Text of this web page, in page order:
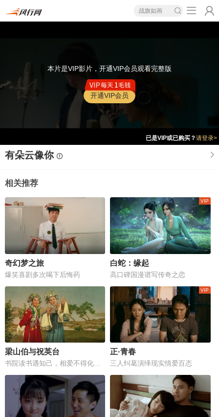
战旗如画
本片是VIP影片，开通VIP会员观看完整版
开通VIP会员
已是VIP或已购买？请登录>
有朵云像你
相关推荐
奇幻梦之旅
爆笑喜剧多次喝下后悔药
白蛇：缘起
高口碑国漫谱写传奇之恋
梁山伯与祝英台 正·青春
三人纠葛演绎现实情爱百态